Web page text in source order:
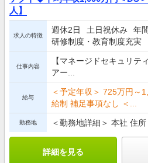
人】
求人の特徴
週休2日 土日祝休み
年
研修制度・教育制度充実
仕事内容
【マネージドセキュリテ
アー...
給与
＜予定年収＞ 725万円～
給制 補足事項なし ＜...
勤務地 ＜勤務地詳細＞ 本社 住
詳細を見る